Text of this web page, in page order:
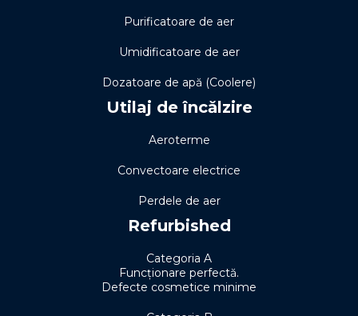
Purificatoare de aer
Umidificatoare de aer
Dozatoare de apă (Coolere)
Utilaj de încălzire
Aeroterme
Convectoare electrice
Perdele de aer
Refurbished
Categoria A
Funcționare perfectă.
Defecte cosmetice minime